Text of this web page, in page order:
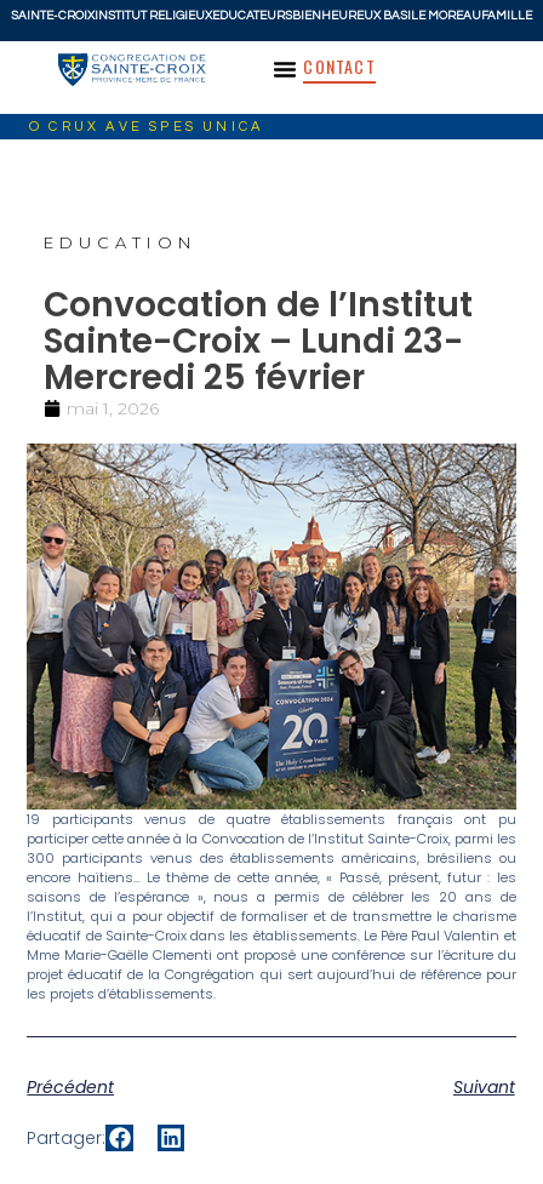
SAINTE-CROIXINSTITUT RELIGIEUXEDUCATEURSBIENHEUREUX BASILE MOREAU FAMILLE
CONTACT
O CRUX AVE SPES UNICA
EDUCATION
Convocation de l’Institut
Sainte-Croix – Lundi 23-
Mercredi 25 février
mai 1, 2026
19 participants venus de quatre établissements français ont pu
participer cette année à la Convocation de l’Institut Sainte-Croix, parmi les
300 participants venus des établissements américains, brésiliens ou
encore haïtiens… Le thème de cette année, « Passé, présent, futur : les
saisons de l’espérance », nous a permis de célébrer les 20 ans de
l’Institut, qui a pour objectif de formaliser et de transmettre le charisme
éducatif de Sainte-Croix dans les établissements. Le Père Paul Valentin et
Mme Marie-Gaëlle Clementi ont proposé une conférence sur l’écriture du
projet éducatif de la Congrégation qui sert aujourd’hui de référence pour
les projets d’établissements.
Précédent Suivant
Partager: